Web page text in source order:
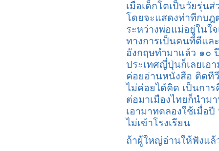
เมื่อเด็กโตเป็นวัยรุ่น
โดยจะแสดงท่าทีกบ
ระหว่างพ่อแม่อยู่ในใ
ทางการเป็นคนที่ดีแล
อังกฤษทำมาแล้ว ๑๐
ประเทศญี่ปุ่นก็เลยเอ
ค่อยอ่านหนังสือ ติดที
ไม่ค่อยได้คิด เป็นกา
ต่อมาเมืองไทยก็นำม
เอามาทดลองใช้เมื่อ
ไม่เข้าโรงเรียน
ถ้าผู้ใหญ่อ่านให้ฟังแล้